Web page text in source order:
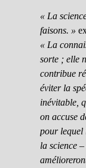
« La
faisons. »
« La
sorte ; elle
contribue
éviter la
inévitable,
on accuse
pour lequel
la science